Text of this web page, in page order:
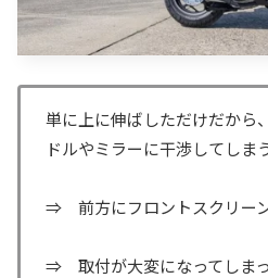
単に上に伸ばしただけだから
ドルやミラーに干渉してしま
⇒ 前方にフロントスクリー
⇒ 取付が大変になってしま